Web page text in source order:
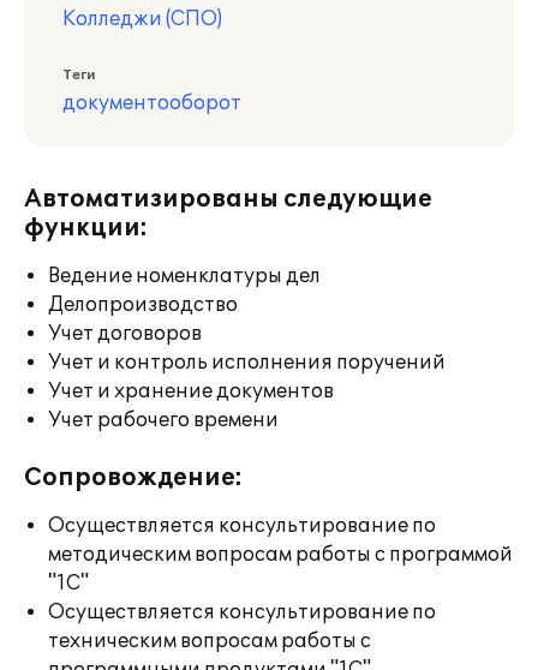
Колледжи (СПО)
Теги
документооборот
Автоматизированы следующие
функции:
Ведение номенклатуры дел
Делопроизводство
Учет договоров
Учет и контроль исполнения поручений
Учет и хранение документов
Учет рабочего времени
Сопровождение:
Осуществляется консультирование по
методическим вопросам работы с программой
"1С"
Осуществляется консультирование по
техническим вопросам работы с